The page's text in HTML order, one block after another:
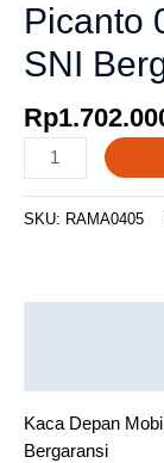
Picanto
SNI
Rp
SKU: RAMA0405
Kaca Depan
Bergaransi